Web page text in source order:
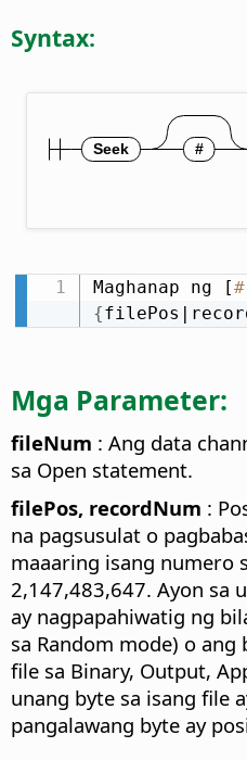
Syntax:
Maghanap ng [#
{
Mga Parameter:
fileNum : Ang data
sa Open statement.
filePos, recordNum :
na pagsusulat o
maaaring isang numero
2,147,483,647. Ayon sa
ay nagpapahiwatig ng
sa Random mode) o
file sa Binary, Output,
unang byte sa isang file
pangalawang byte ay